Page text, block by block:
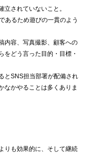
立されていないこと。
あるため遊びの一貫のよう
内容、写真撮影、顧客への
をどう言った目的・目標・
とSNS担当部署が配備され
なかやることは多くありま
りも効果的に、そして継続